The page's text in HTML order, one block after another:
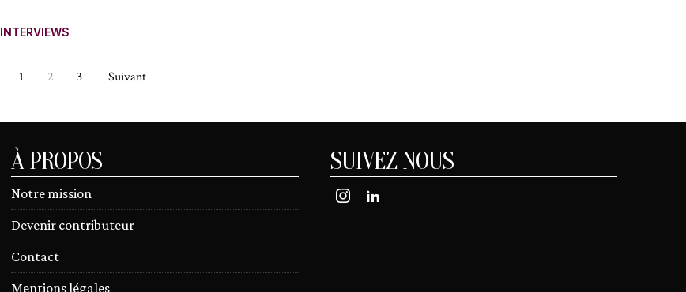
INTERVIEWS
1 2 3 Suivant
À PROPOS
Notre mission
Devenir contributeur
Contact
Mentions légales
SUIVEZ NOUS